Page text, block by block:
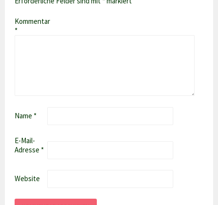
Kommentar
*
Name *
E-Mail-
Adresse *
Website